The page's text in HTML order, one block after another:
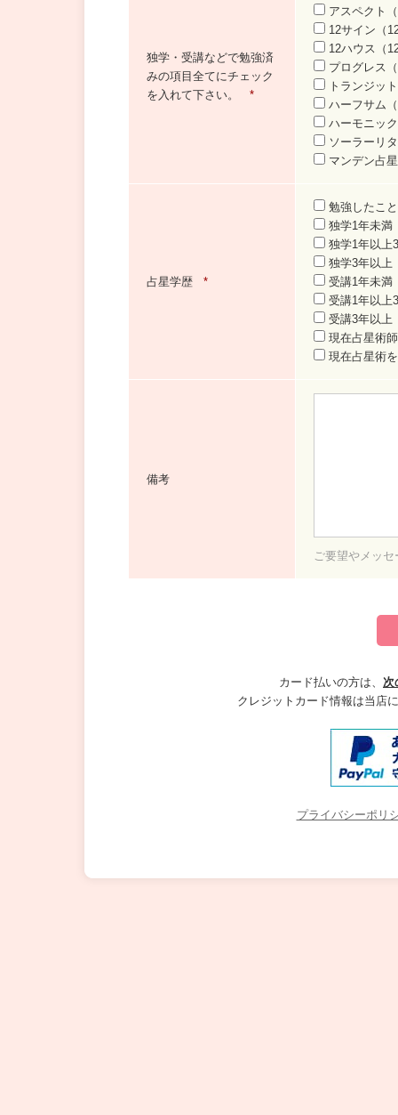
独学・受講などで勉強済
みの項目全てにチェック
を入れて下さい。
*
アスペクト
12サイン（
12ハウス（
プログレス
トランジッ
ハーフサム
ハーモニッ
ソーラーリ
マンデン占
占星学歴 *
勉強したこ
独学1年未満
独学1年以上
独学3年以上
受講1年未満
受講1年以上
受講3年以上
現在占星術
現在占星術
備考
ご要望やメッ
カード払いの方は、 次
クレジットカード情報は当店
プライバシーポリ